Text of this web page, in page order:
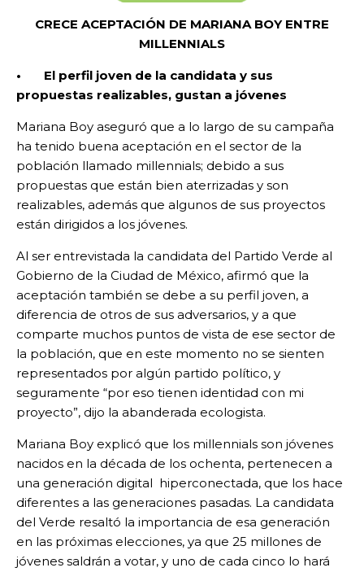
CRECE ACEPTACIÓN DE MARIANA BOY ENTRE
MILLENNIALS
• El perfil joven de la candidata y sus
propuestas realizables, gustan a jóvenes
Mariana Boy aseguró que a lo largo de su campaña
ha tenido buena aceptación en el sector de la
población llamado millennials; debido a sus
propuestas que están bien aterrizadas y son
realizables, además que algunos de sus proyectos
están dirigidos a los jóvenes.
Al ser entrevistada la candidata del Partido Verde al
Gobierno de la Ciudad de México, afirmó que la
aceptación también se debe a su perfil joven, a
diferencia de otros de sus adversarios, y a que
comparte muchos puntos de vista de ese sector de
la población, que en este momento no se sienten
representados por algún partido político, y
seguramente “por eso tienen identidad con mi
proyecto”, dijo la abanderada ecologista.
Mariana Boy explicó que los millennials son jóvenes
nacidos en la década de los ochenta, pertenecen a
una generación digital hiperconectada, que los hace
diferentes a las generaciones pasadas. La candidata
del Verde resaltó la importancia de esa generación
en las próximas elecciones, ya que 25 millones de
jóvenes saldrán a votar, y uno de cada cinco lo hará